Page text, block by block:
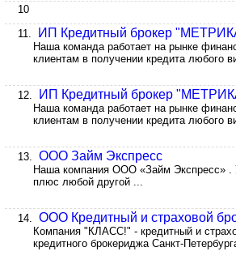
10
11.
ИП Кредитный брокер
Наша команда работает на рынке
клиентам в получении кредита любого
12. ИП Кредитный брокер
Наша команда работает на рынке
клиентам в получении кредита любого
13. ООО Займ Экспресс
Наша компания ООО «Займ Экспресс» .
плюс любой другой ...
14. ООО Кредитный и страховой
Компания "КЛАСС!" - кредитный и
кредитного брокериджа Санкт-